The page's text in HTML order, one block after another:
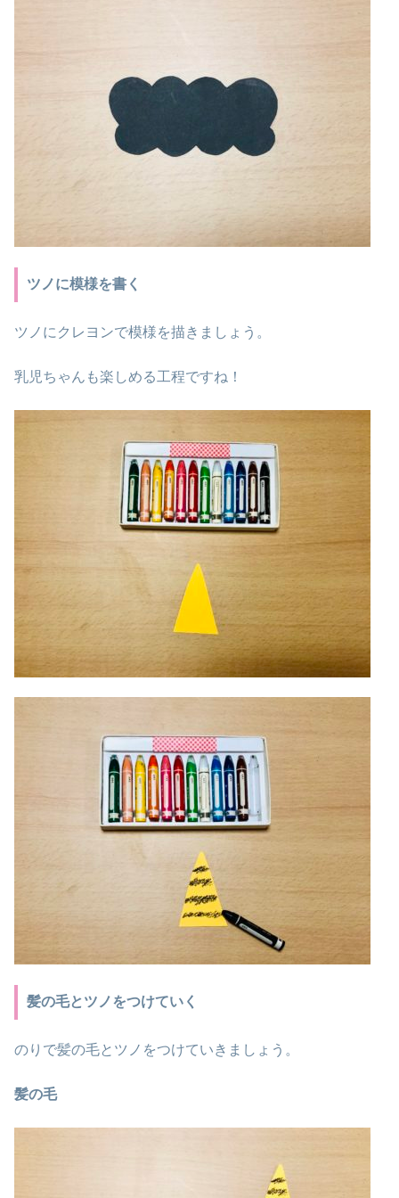
ツノに模様を書く
ツノにクレヨンで模様を描きましょう。
乳児ちゃんも楽しめる工程ですね！
髪の毛とツノをつけていく
のりで髪の毛とツノをつけていきましょう。
髪の毛